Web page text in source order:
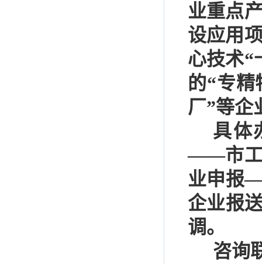
业重点
设应用
心技术“
的“专精
厂”等企
具体
——市
业申报
企业报
调。
咨询